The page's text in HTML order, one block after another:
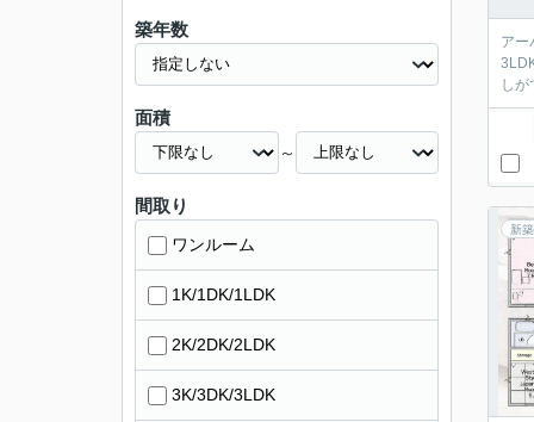
アー
し
新
築年数
面積
～
間取り
ワンルーム
1K/1DK/1LDK
2K/2DK/2LDK
3K/3DK/3LDK